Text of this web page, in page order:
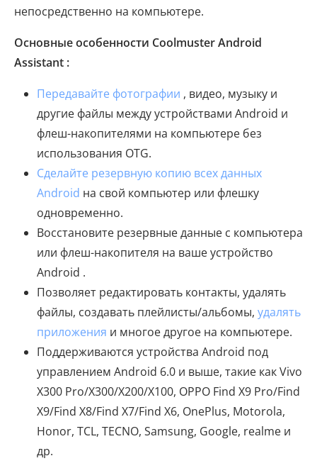
непосредственно на компьютере.
Основные особенности Coolmuster Android
Assistant :
Передавайте фотографии , видео, музыку и
другие файлы между устройствами Android и
флеш-накопителями на компьютере без
использования OTG.
Сделайте резервную копию всех данных
Android на свой компьютер или флешку
одновременно.
Восстановите резервные данные с компьютера
или флеш-накопителя на ваше устройство
Android .
Позволяет редактировать контакты, удалять
файлы, создавать плейлисты/альбомы, удалять
приложения и многое другое на компьютере.
Поддерживаются устройства Android под
управлением Android 6.0 и выше, такие как Vivo
X300 Pro/X300/X200/X100, OPPO Find X9 Pro/Find
X9/Find X8/Find X7/Find X6, OnePlus, Motorola,
Honor, TCL, TECNO, Samsung, Google, realme и
др.